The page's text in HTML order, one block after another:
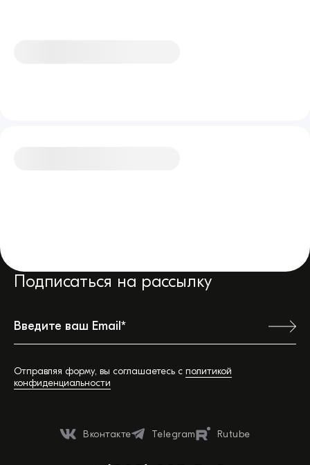
Подписаться на рассылку
Отправляя форму, вы соглашаетесь с политикой
конфиденциальности
Вконтакте Telegram Rutube